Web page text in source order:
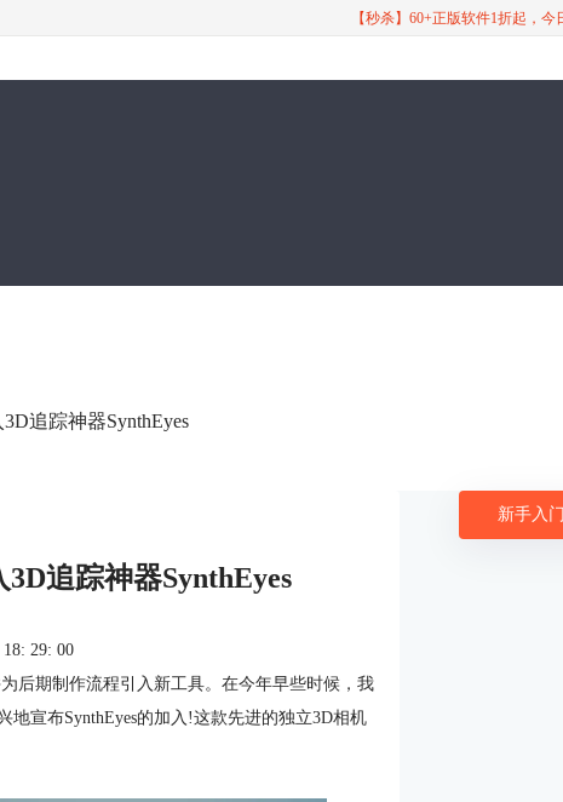
【秒杀】60+正版软件1折起，今
追踪神器SynthEyes
追踪神器SynthEyes
29: 00
后期制作流程引入新工具。在今年早些时候，我
宣布SynthEyes的加入!这款先进的独立3D相机
新手入门